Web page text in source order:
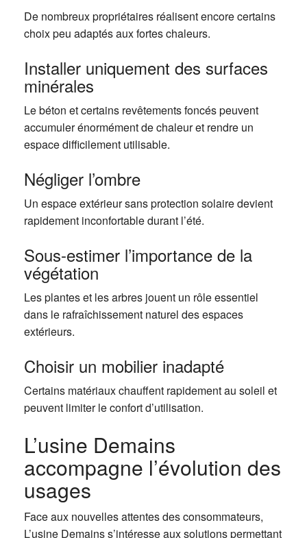
De nombreux propriétaires réalisent encore certains
choix peu adaptés aux fortes chaleurs.
Installer uniquement des surfaces
minérales
Le béton et certains revêtements foncés peuvent
accumuler énormément de chaleur et rendre un
espace difficilement utilisable.
Négliger l’ombre
Un espace extérieur sans protection solaire devient
rapidement inconfortable durant l’été.
Sous-estimer l’importance de la
végétation
Les plantes et les arbres jouent un rôle essentiel
dans le rafraîchissement naturel des espaces
extérieurs.
Choisir un mobilier inadapté
Certains matériaux chauffent rapidement au soleil et
peuvent limiter le confort d’utilisation.
L’usine Demains
accompagne l’évolution des
usages
Face aux nouvelles attentes des consommateurs,
L’usine Demains s’intéresse aux solutions permettant